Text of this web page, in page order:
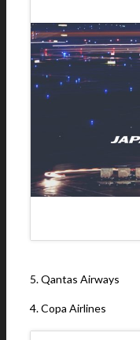
5. Qantas Airways
4. Copa Airlines